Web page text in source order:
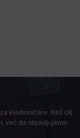
kladioničare. Naš cilj
već da objavljujemo